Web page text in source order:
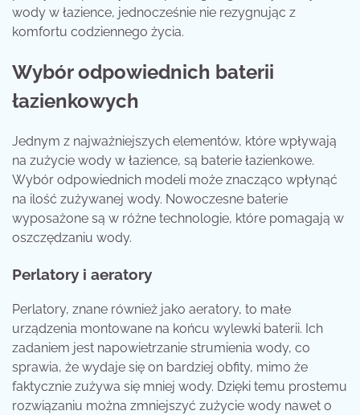
wody w łazience, jednocześnie nie rezygnując z
komfortu codziennego życia.
Wybór odpowiednich baterii
łazienkowych
Jednym z najważniejszych elementów, które wpływają
na zużycie wody w łazience, są baterie łazienkowe.
Wybór odpowiednich modeli może znacząco wpłynąć
na ilość zużywanej wody. Nowoczesne baterie
wyposażone są w różne technologie, które pomagają w
oszczędzaniu wody.
Perlatory i aeratory
Perlatory, znane również jako aeratory, to małe
urządzenia montowane na końcu wylewki baterii. Ich
zadaniem jest napowietrzanie strumienia wody, co
sprawia, że wydaje się on bardziej obfity, mimo że
faktycznie zużywa się mniej wody. Dzięki temu prostemu
rozwiązaniu można zmniejszyć zużycie wody nawet o